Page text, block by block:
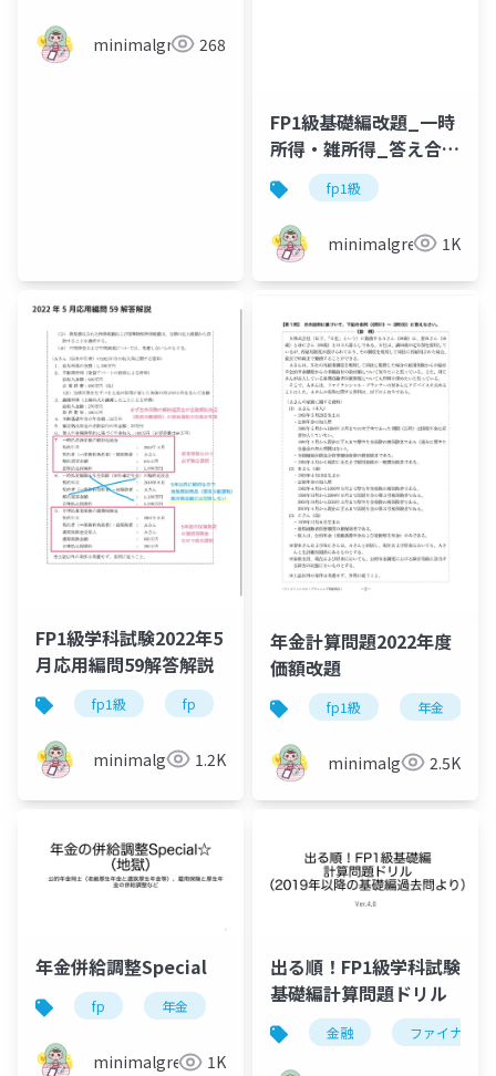
minimalgreen268
FP1級基礎編改題_一時
所得・雑所得_答え合わ
せ
fp1級
minimalgreen 1K
FP1級学科試験2022年5
月応用編問59解答解説
fp1級 fp 資格試験
minimalgreen1.2K
年金計算問題2022年度
価額改題
fp1級 年金
minimalgreen2.5K
年金併給調整Special
fp 年金 fp1級
minimalgreen 1K
出る順！FP1級学科試験
基礎編計算問題ドリル
金融 ファイナンス